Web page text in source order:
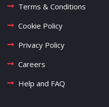
Terms & Conditions
Cookie Policy
Privacy Policy
Careers
Help and FAQ